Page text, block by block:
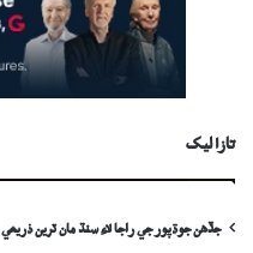
تازا ليک
جڏهن جوڌپور جي راجا لاءِ سنڌ مان ٽرين